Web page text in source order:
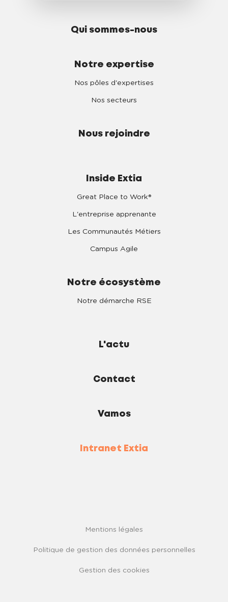
Qui sommes-nous
Notre expertise
Nos pôles d'expertises
Nos secteurs
Nous rejoindre
Inside Extia
Great Place to Work®
L'entreprise apprenante
Les Communautés Métiers
Campus Agile
Notre écosystème
Notre démarche RSE
L'actu
Contact
Vamos
Intranet Extia
Mentions légales
Politique de gestion des données personnelles
Gestion des cookies